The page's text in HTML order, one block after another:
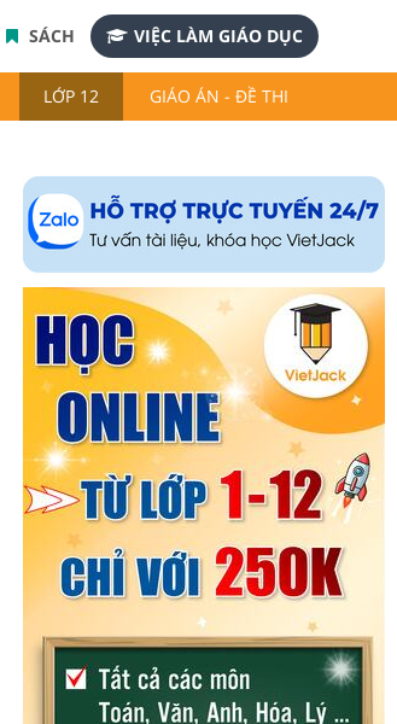
SÁCH VIỆC LÀM GIÁO DỤC
LỚP 12 GIÁO ÁN - ĐỀ THI